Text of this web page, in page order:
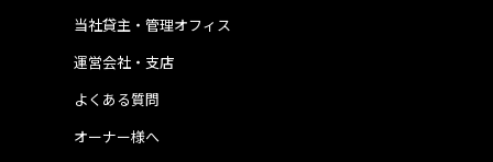
運営会社・支店
よくある質問
当社貸主・管理オフィス
オーナー様へ